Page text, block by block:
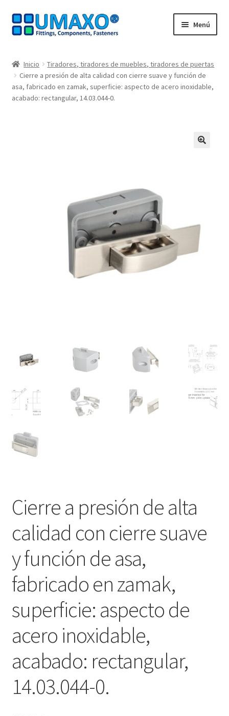
Ir
a
Ir
al
Menú
AGB
Caja registradora
Transporte marítimo
Inicio
Tiradores, tiradores de muebles, tiradores de puertas
Cierre a presión de alta calidad con cierre suave y función de
asa, fabricado en zamak, superficie: aspecto de acero inoxidable,
acabado: rectangular, 14.03.044-0.
Cierre a presión de alta
calidad con cierre suave
y función de asa,
fabricado en zamak,
superficie: aspecto de
acero inoxidable,
acabado: rectangular,
14.03.044-0.